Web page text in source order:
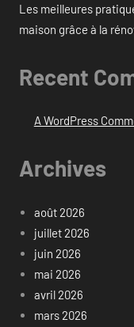
Les meilleures
maison grâce à la
Recent
A WordPress
Archives
août 2026
juillet 2026
juin 2026
mai 2026
avril 2026
mars 2026